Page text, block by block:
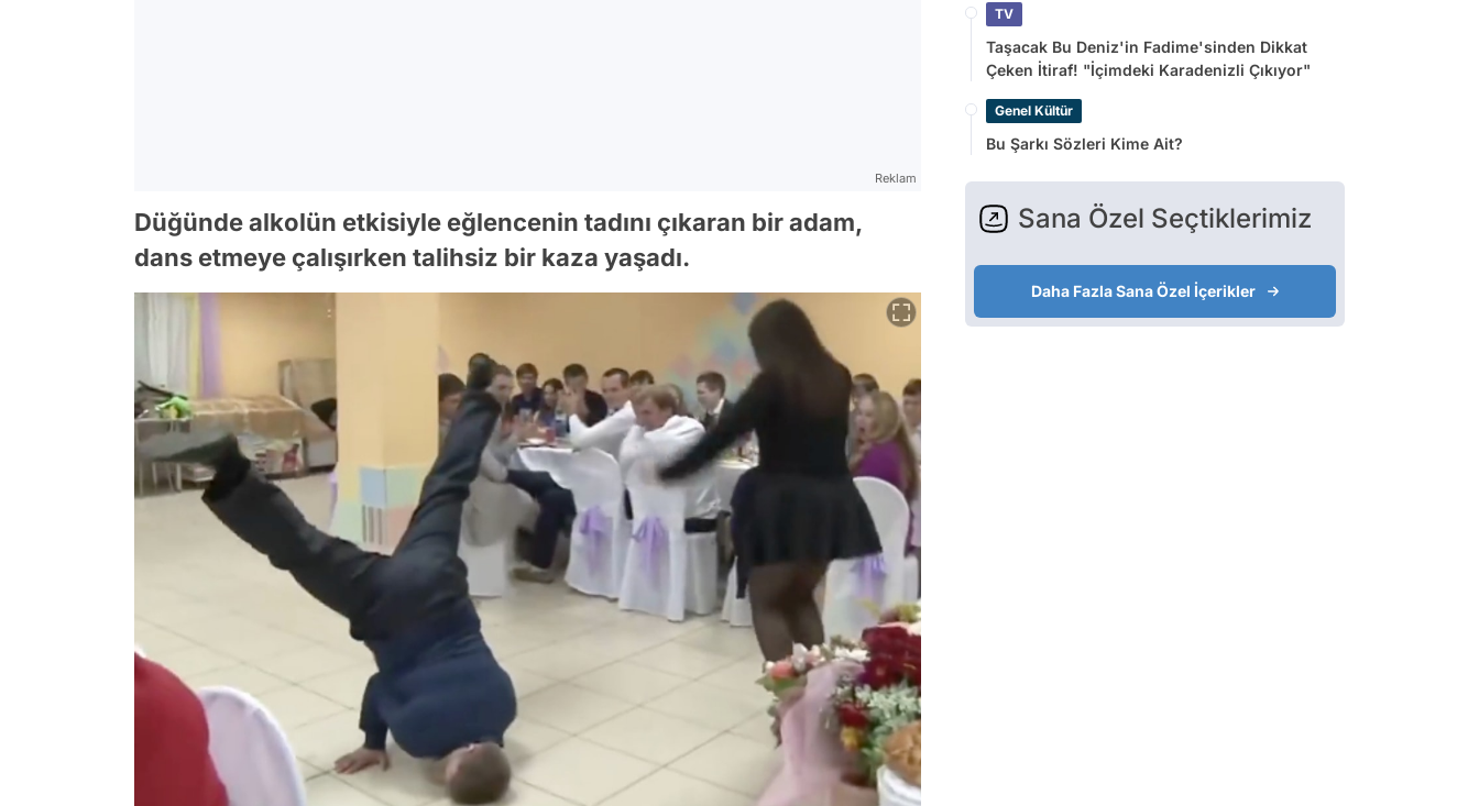
Reklam
Düğünde alkolün etkisiyle eğlencenin tadını çıkaran bir adam,
dans etmeye çalışırken talihsiz bir kaza yaşadı.
TV
Taşacak Bu Deniz'in Fadime'sinden Dikkat
Çeken İtiraf! "İçimdeki Karadenizli Çıkıyor"
Genel Kültür
Bu Şarkı Sözleri Kime Ait?
Sana Özel Seçtiklerimiz
Daha Fazla Sana Özel İçerikler